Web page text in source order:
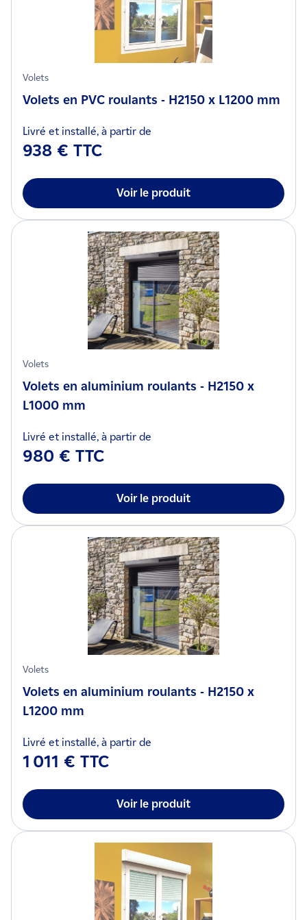
Volets
Volets en PVC roulants - H2150 x L1200 mm
Livré et installé, à partir de
938 € TTC
Voir le produit
Volets
Volets en aluminium roulants - H2150 x
L1000 mm
Livré et installé, à partir de
980 € TTC
Voir le produit
Volets
Volets en aluminium roulants - H2150 x
L1200 mm
Livré et installé, à partir de
1 011 € TTC
Voir le produit